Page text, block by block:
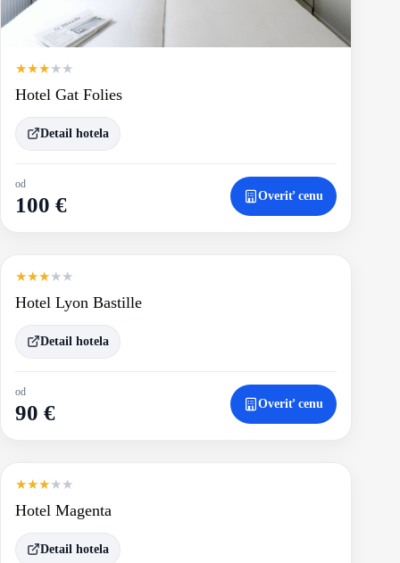
★★★★★
Hotel Gat Folies
Detail hotela
od
100 € Overiť cenu
★★★★★
Hotel Lyon Bastille
Detail hotela
od
90 € Overiť cenu
★★★★★
Hotel Magenta
Detail hotela